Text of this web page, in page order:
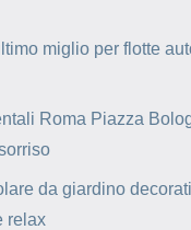
miglio per flotte
Roma Piazza
da giardino
relax